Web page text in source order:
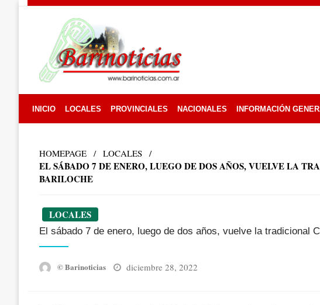
INICIO LOCALES PROVINCIALES NACIONALES INFORMACIÓN
HOMEPAGE LOCALES
EL SÁBADO 7 DE ENERO, LUEGO DE DOS AÑOS, VUELVE LA
BARILOCHE
LOCALES
El sábado 7 de enero, luego de dos años, vuelve la tradicional
© Barinoticias
Posted
diciembre 28, 2022